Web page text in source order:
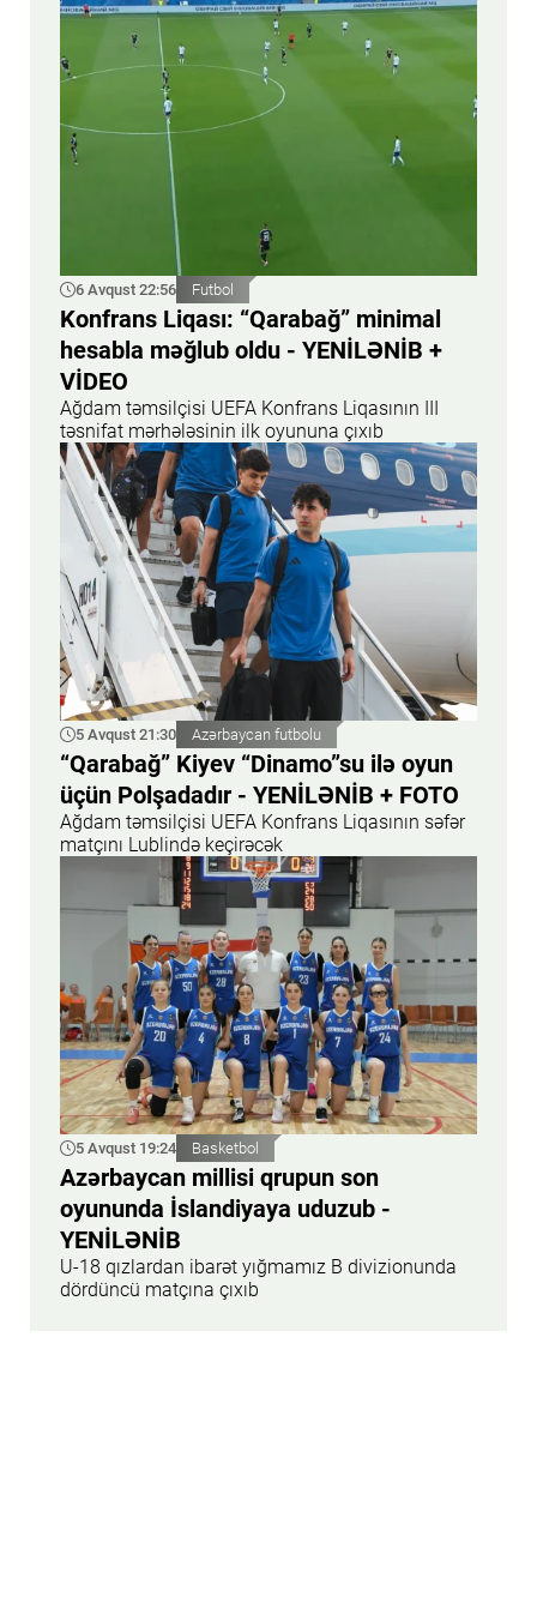
6 Avqust 22:56 Futbol
Konfrans Liqası: “Qarabağ” minimal
hesabla məğlub oldu - YENİLƏNİB +
VİDEO
Ağdam təmsilçisi UEFA Konfrans Liqasının III
təsnifat mərhələsinin ilk oyununa çıxıb
5 Avqust 21:30 Azərbaycan futbolu
“Qarabağ” Kiyev “Dinamo”su ilə oyun
üçün Polşadadır - YENİLƏNİB + FOTO
Ağdam təmsilçisi UEFA Konfrans Liqasının səfər
matçını Lublində keçirəcək
5 Avqust 19:24 Basketbol
Azərbaycan millisi qrupun son
oyununda İslandiyaya uduzub -
YENİLƏNİB
U-18 qızlardan ibarət yığmamız B divizionunda
dördüncü matçına çıxıb